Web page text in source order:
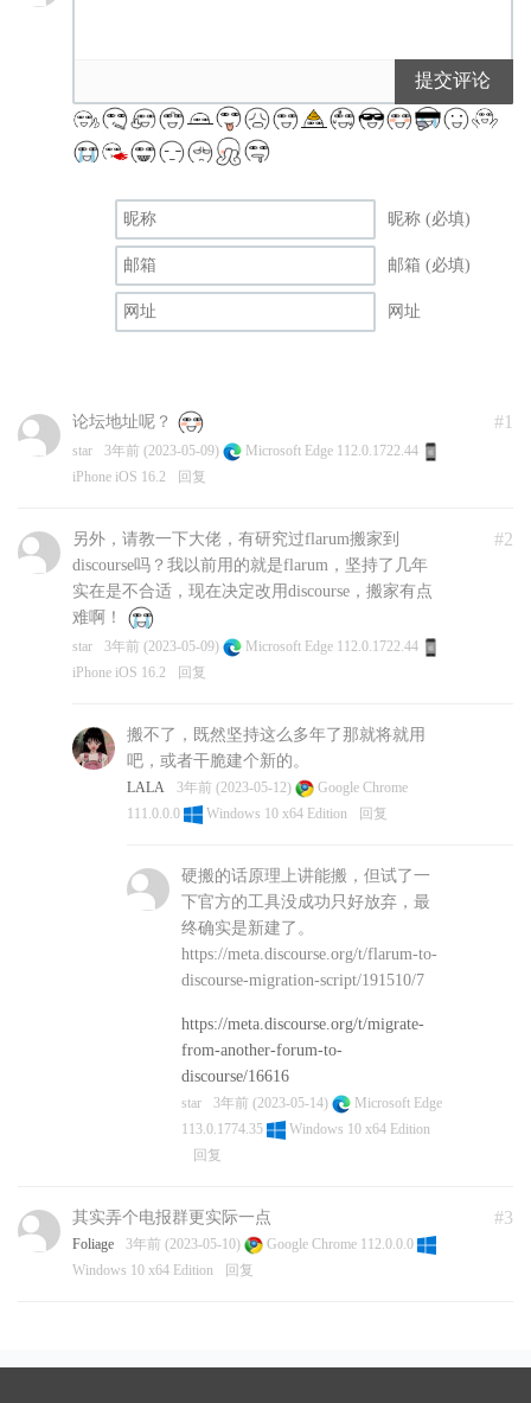
提交评论
昵称 (必填)
邮箱 (必填)
网址
#1
论坛地址呢？
star 3年前 (2023-05-09)
Microsoft Edge 112.0.1722.44
iPhone iOS 16.2
回复
#2
另外，请教一下大佬，有研究过flarum搬家到
discourse吗？我以前用的就是flarum，坚持了几年
实在是不合适，现在决定改用discourse，搬家有点
难啊！
star 3年前 (2023-05-09)
Microsoft Edge 112.0.1722.44
iPhone iOS 16.2
回复
搬不了，既然坚持这么多年了那就将就用
吧，或者干脆建个新的。
LALA 3年前 (2023-05-12)
Google Chrome
111.0.0.0
Windows 10 x64 Edition 回复
硬搬的话原理上讲能搬，但试了一
下官方的工具没成功只好放弃，最
终确实是新建了。
https://meta.discourse.org/t/flarum-to-
discourse-migration-script/191510/7
https://meta.discourse.org/t/migrate-
from-another-forum-to-
discourse/16616
star 3年前 (2023-05-14)
Microsoft Edge
113.0.1774.35
Windows 10 x64 Edition
回复
#3
其实弄个电报群更实际一点
Foliage 3年前 (2023-05-10)
Google Chrome 112.0.0.0
Windows 10 x64 Edition
回复